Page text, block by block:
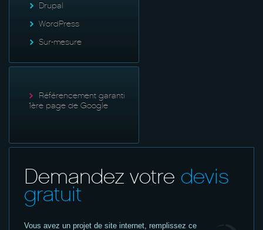
Drupal
WordPress
Sur-mesure
Référencement garanti
1ère page de Google
Demandez votre devis
gratuit
Vous avez un projet de site internet, remplissez ce